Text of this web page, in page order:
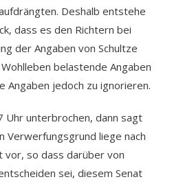
Deshalb entstehe
dass es den Richtern bei
der Angaben von Schultze
belastende Angaben
Angaben jedoch zu ignorieren.
Uhr unterbrochen, dann sagt
Verwerfungsgrund liege nach
vor, so dass darüber von
sei, diesem Senat